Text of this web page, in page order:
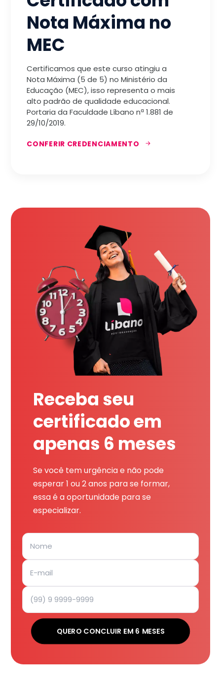
Nota Máxima no
MEC
Certificamos que este curso atingiu a
Nota Máxima (5 de 5) no Ministério da
Educação (MEC), isso representa o mais
alto padrão de qualidade educacional.
Portaria da Faculdade Líbano nª 1.881 de
29/10/2019.
CONFERIR CREDENCIAMENTO
Receba seu
certificado em
apenas 6 meses
Se você tem urgência e não pode
esperar 1 ou 2 anos para se formar,
essa é a oportunidade para se
especializar.
QUERO CONCLUIR EM 6 MESES